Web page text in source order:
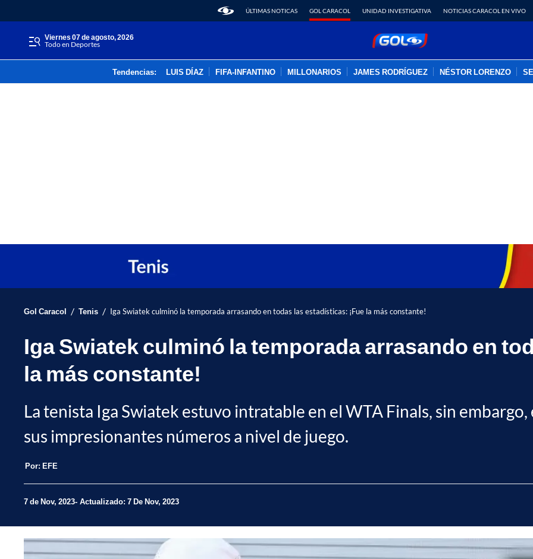
ÚLTIMAS NOTICAS GOL CARACOL UNIDAD INVESTIGATIVA NOTICIAS CARACOL EN VIVO
viernes 07 de agosto, 2026
Todo en Deportes
Tendencias: LUIS DÍAZ FIFA-INFANTINO MILLONARIOS JAMES RODRÍGUEZ NÉSTOR LORENZO
Gol Caracol / Tenis / Iga Swiatek culminó la temporada arrasando en todas las estadísticas: ¡Fue la más constante!
Iga Swiatek culminó la temporada arrasando en
la más constante!
La tenista Iga Swiatek estuvo intratable en el WTA Finals, sin
sus impresionantes números a nivel de juego.
Por: EFE
7 de Nov, 2023 Actualizado: 7 De Nov, 2023